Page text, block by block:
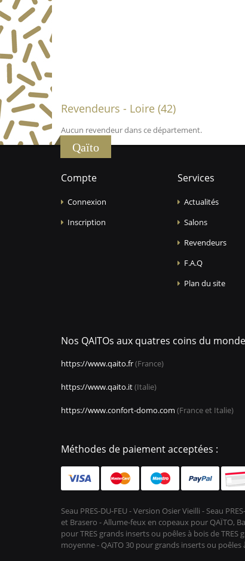
Revendeurs - Loire (42)
Aucun revendeur dans ce département.
Qaïto
Compte
Connexion
Inscription
Services
Actualités
Salons
Revendeurs
F.A.Q
Plan du site
Nos QAITOs aux quatres coins du
https://www.qaito.fr(France)
https://www.qaito.it(Italie)
https://www.confort-domo.com (France et Italie)
Méthodes de paiement acceptées :
Seau PRES-DU-FEU - Version Osier Vieilli - Seau
et Brasero - Allume-feux en copeaux pour QAÏTO,
pour TRES grands inserts ou poêles à bois de
moyenne - QAïTO 30 pour grands inserts ou poêles